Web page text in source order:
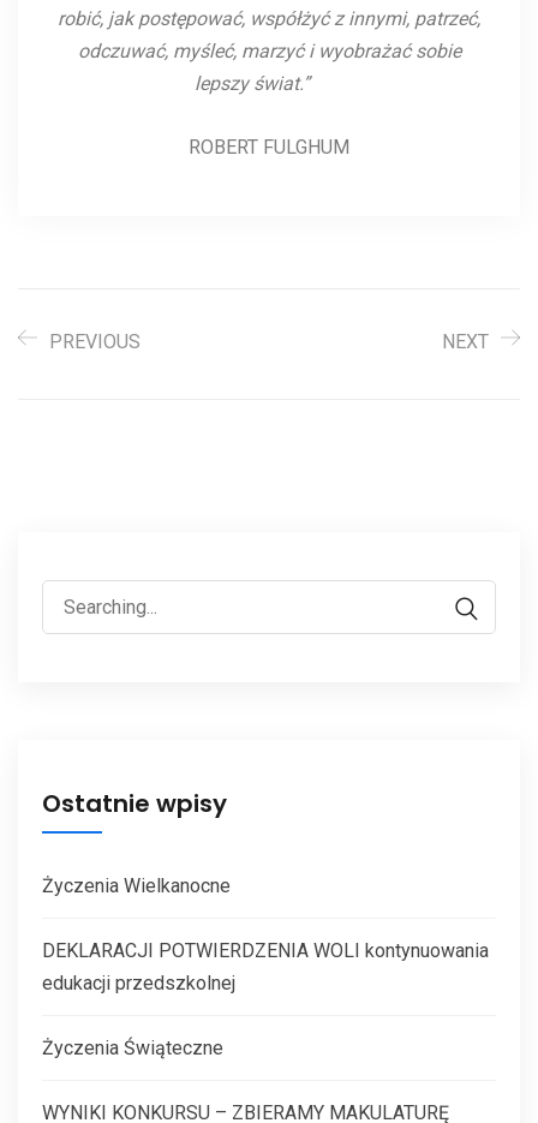
robić, jak postępować, współżyć z innymi, patrzeć,
odczuwać, myśleć, marzyć i wyobrażać sobie
lepszy świat.”
ROBERT FULGHUM
PREVIOUS NEXT
Ostatnie wpisy
Życzenia Wielkanocne
DEKLARACJI POTWIERDZENIA WOLI kontynuowania
edukacji przedszkolnej
Życzenia Świąteczne
WYNIKI KONKURSU – ZBIERAMY MAKULATURĘ